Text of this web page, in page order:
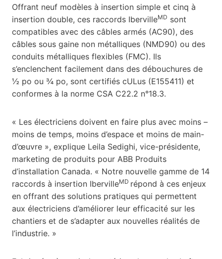
Offrant neuf modèles à insertion simple et cinq à
insertion double, ces raccords IbervilleMD sont
compatibles avec des câbles armés (AC90), des
câbles sous gaine non métalliques (NMD90) ou des
conduits métalliques flexibles (FMC). Ils
s’enclenchent facilement dans des débouchures de
½ po ou ¾ po, sont certifiés cULus (E155411) et
conformes à la norme CSA C22.2 n°18.3.
« Les électriciens doivent en faire plus avec moins –
moins de temps, moins d’espace et moins de main-
d’œuvre », explique Leila Sedighi, vice-présidente,
marketing de produits pour ABB Produits
d’installation Canada. « Notre nouvelle gamme de 14
raccords à insertion IbervilleMD répond à ces enjeux
en offrant des solutions pratiques qui permettent
aux électriciens d’améliorer leur efficacité sur les
chantiers et de s’adapter aux nouvelles réalités de
l’industrie. »